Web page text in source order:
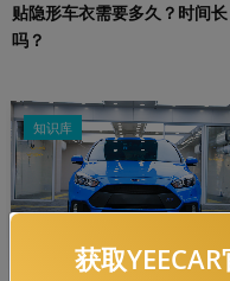
贴隐形车衣需要多久？时间长
吗？
知识库
获取